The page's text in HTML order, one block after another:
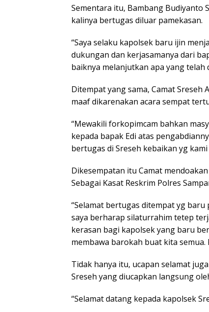
Sementara itu, Bambang Budiyanto
kalinya bertugas diluar pamekasan.
“Saya selaku kapolsek baru ijin
dukungan dan kerjasamanya dari
baiknya melanjutkan apa yang telah
Ditempat yang sama, Camat
maaf dikarenakan acara sempat
“Mewakili forkopimcam bahkan
kepada bapak Edi atas
bertugas di Sreseh kebaikan yg
Dikesempatan itu Camat
Sebagai Kasat Reskrim Polres
“Selamat bertugas ditempat yg
saya berharap silaturrahim tetep
kerasan bagi kapolsek yang baru
membawa barokah buat kita semua.
Tidak hanya itu, ucapan selamat
Sreseh yang diucapkan langsung
“Selamat datang kepada kapolsek